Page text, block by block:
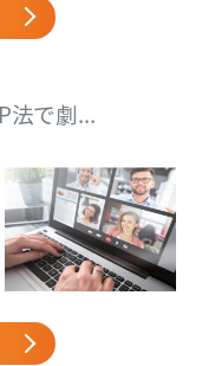
法で劇...